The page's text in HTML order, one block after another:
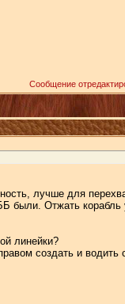
Сообщение
лучше для
были. Отжать
линейки?
создать и водить